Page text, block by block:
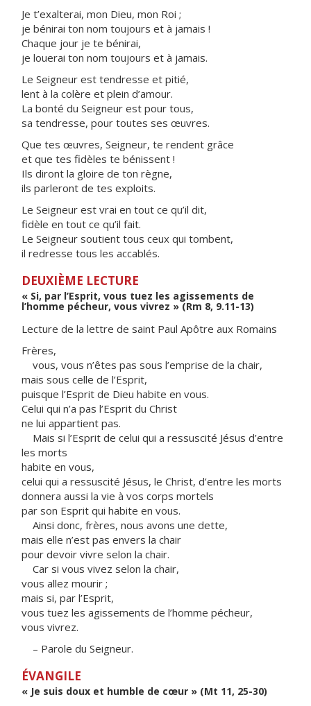
Je t’exalterai, mon Dieu, mon Roi ;
je bénirai ton nom toujours et à jamais !
Chaque jour je te bénirai,
je louerai ton nom toujours et à jamais.
Le Seigneur est tendresse et pitié,
lent à la colère et plein d’amour.
La bonté du Seigneur est pour tous,
sa tendresse, pour toutes ses œuvres.
Que tes œuvres, Seigneur, te rendent grâce
et que tes fidèles te bénissent !
Ils diront la gloire de ton règne,
ils parleront de tes exploits.
Le Seigneur est vrai en tout ce qu’il dit,
fidèle en tout ce qu’il fait.
Le Seigneur soutient tous ceux qui tombent,
il redresse tous les accablés.
DEUXIÈME LECTURE
« Si, par l’Esprit, vous tuez les agissements de
l’homme pécheur, vous vivrez » (Rm 8, 9.11-13)
Lecture de la lettre de saint Paul Apôtre aux Romains
Frères,
vous, vous n’êtes pas sous l’emprise de la chair,
mais sous celle de l’Esprit,
puisque l’Esprit de Dieu habite en vous.
Celui qui n’a pas l’Esprit du Christ
ne lui appartient pas.
Mais si l’Esprit de celui qui a ressuscité Jésus d’entre
les morts
habite en vous,
celui qui a ressuscité Jésus, le Christ, d’entre les morts
donnera aussi la vie à vos corps mortels
par son Esprit qui habite en vous.
Ainsi donc, frères, nous avons une dette,
mais elle n’est pas envers la chair
pour devoir vivre selon la chair.
Car si vous vivez selon la chair,
vous allez mourir ;
mais si, par l’Esprit,
vous tuez les agissements de l’homme pécheur,
vous vivrez.
– Parole du Seigneur.
ÉVANGILE
« Je suis doux et humble de cœur » (Mt 11, 25-30)